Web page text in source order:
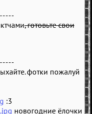
, готовьте свои
фотки пожалуй
:3
новогодние ёлочки